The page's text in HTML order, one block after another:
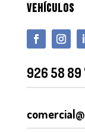
VEHÍCULOS
926 58 89